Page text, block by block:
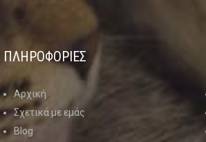
ΠΛΗΡΟΦΟΡΙΕΣ
Αρχική
Σχετικά με εμάς
Blog